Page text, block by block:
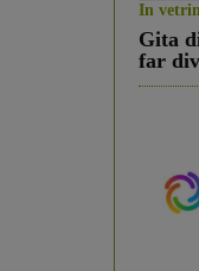
In
Gita
far